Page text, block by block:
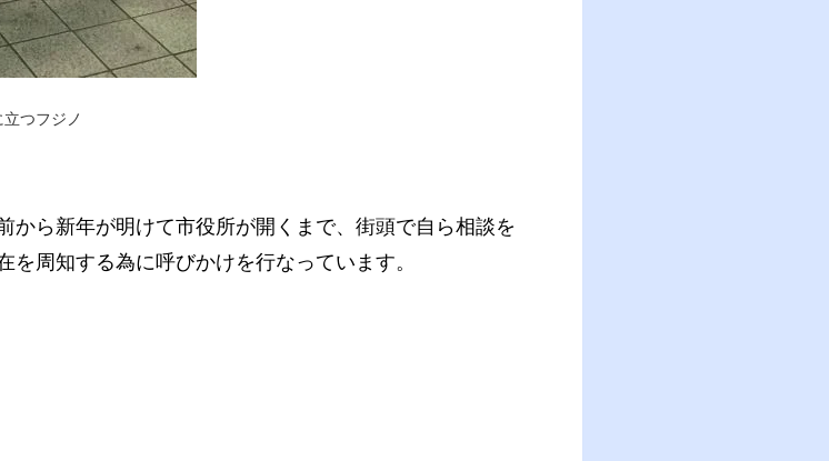
つフジノ
から新年が明けて市役所が開くまで、街頭で自ら相談を
周知する為に呼びかけを行なっています。